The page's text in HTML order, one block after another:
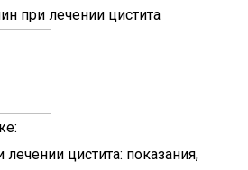
при лечении цистита
цистита: показания,